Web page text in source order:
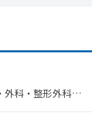
外科・​整形外科・​